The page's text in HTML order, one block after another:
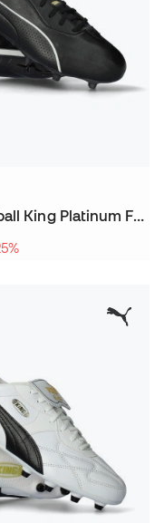
Chaussure de football King Platinum FG/AG